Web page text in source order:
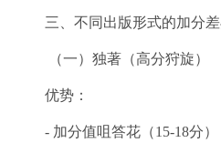
三、不同出版形式的加分
（一）独著（高分狩旋）
优势：
- 加分值咀答花（15-18分）